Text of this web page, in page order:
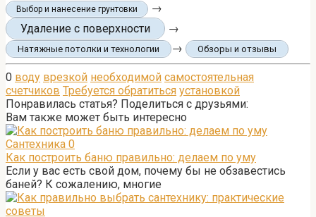
Выбор и нанесение грунтовки
→
Удаление с поверхности
→
Натяжные потолки и технологии → Обзоры и отзывы
0 воду врезкой необходимой самостоятельная
счетчиков Требуется обратиться установкой
Понравилась статья? Поделиться с друзьями:
Вам также может быть интересно
Сантехника 0
Как построить баню правильно: делаем по уму
Если у вас есть свой дом, почему бы не обзавестись
баней? К сожалению, многие